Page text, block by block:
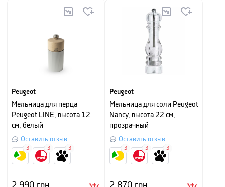
Peugeot
Мельница для перца
Peugeot LINE, высота 12
см, белый
Оставить отзыв
2 990 грн
3 3 3
Peugeot
Мельница для соли Peugeot
Nancy, высота 22 см,
прозрачный
Оставить отзыв
2 870 грн
3 3 3